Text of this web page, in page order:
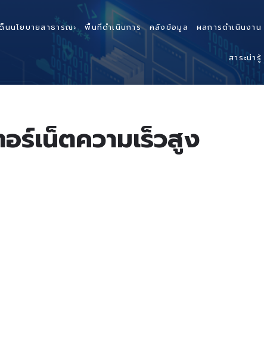
นนโยบายสาธารณะ พื้นที่ดำเนินการ คลังข้อมูล ผลการดำเนินงาน
สาระน่ารู้
ร์เน็ตความเร็วสูง